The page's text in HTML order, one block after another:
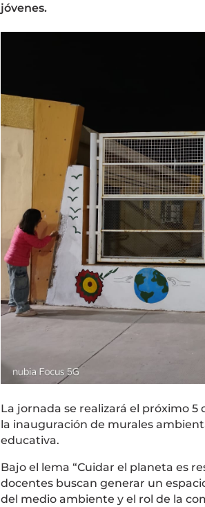
jóvenes.
La jornada se realizará el próximo 5
la inauguración de murales
educativa.
Bajo el lema “Cuidar el planeta es
docentes buscan generar un
del medio ambiente y el rol de la